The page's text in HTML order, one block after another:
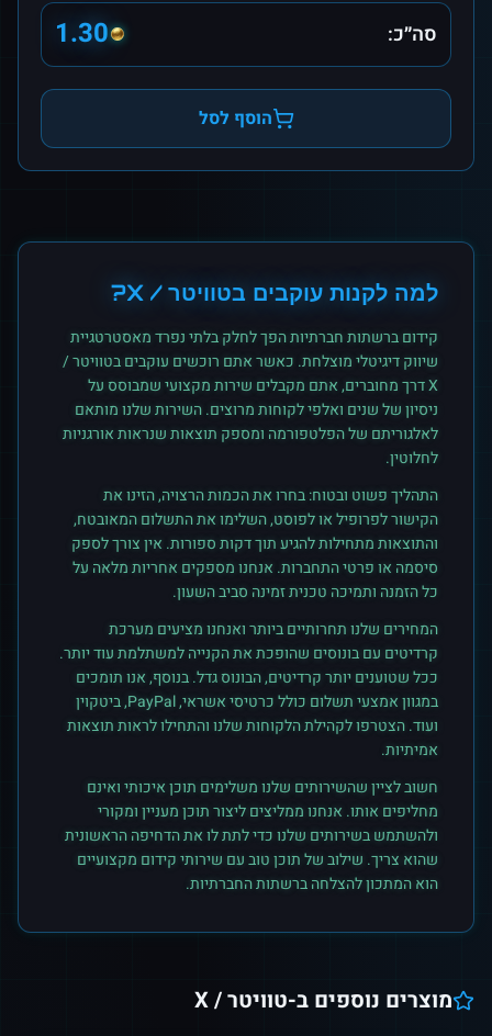
סה״כ: 1.30
הוסף לסל
למה לקנות עוקבים בטוויטר / X ?
קידום ברשתות חברתיות הפך לחלק בלתי נפרד מאסטרטגיית
שיווק דיגיטלי מוצלחת. כאשר אתם רוכשים עוקביםבטוויטר /
Xדרך מחוברים, אתם מקבלים שירות מקצועי שמבוסס על
ניסיון של שנים ואלפי לקוחות מרוצים. השירות שלנו מותאם
לאלגוריתם של הפלטפורמה ומספק תוצאות שנראות אורגניות
לחלוטין.
התהליך פשוט ובטוח: בחרו את הכמות הרצויה, הזינו את
הקישור לפרופיל או לפוסט, השלימו את התשלום המאובטח,
והתוצאות מתחילות להגיע תוך דקות ספורות. אין צורך לספק
סיסמה או פרטי התחברות. אנחנו מספקים אחריות מלאה על
כל הזמנה ותמיכה טכנית זמינה סביב השעון.
המחירים שלנו תחרותיים ביותר ואנחנו מציעים מערכת
קרדיטים עם בונוסים שהופכת את הקנייה למשתלמת עוד יותר.
ככל שטוענים יותר קרדיטים, הבונוס גדל. בנוסף, אנו תומכים
במגוון אמצעי תשלום כולל כרטיסי אשראי, PayPal, ביטקוין
ועוד. הצטרפו לקהילת הלקוחות שלנו והתחילו לראות תוצאות
אמיתיות.
חשוב לציין שהשירותים שלנו משלימים תוכן איכותי ואינם
מחליפים אותו. אנחנו ממליצים ליצור תוכן מעניין ומקורי
ולהשתמש בשירותים שלנו כדי לתת לו את הדחיפה הראשונית
שהוא צריך. שילוב של תוכן טוב עם שירותי קידום מקצועיים
הוא המתכון להצלחה ברשתות החברתיות.
מוצרים נוספים ב-טוויטר / X